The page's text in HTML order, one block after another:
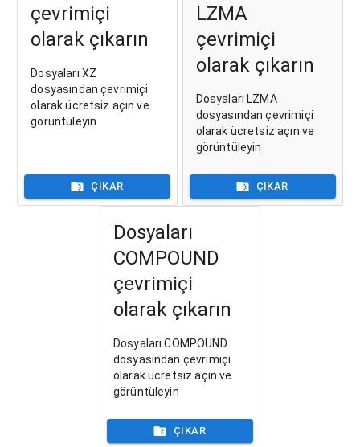
çevrimiçi
olarak çıkarın
Dosyaları XZ
dosyasından çevrimiçi
olarak ücretsiz açın ve
görüntüleyin
ÇIKAR
LZMA
çevrimiçi
olarak çıkarın
Dosyaları LZMA
dosyasından çevrimiçi
olarak ücretsiz açın ve
görüntüleyin
ÇIKAR
Dosyaları
COMPOUND
çevrimiçi
olarak çıkarın
Dosyaları COMPOUND
dosyasından çevrimiçi
olarak ücretsiz açın ve
görüntüleyin
ÇIKAR